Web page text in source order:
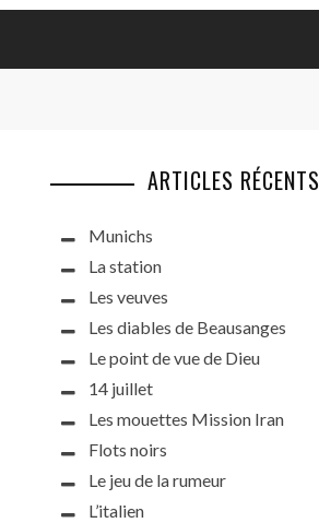
ARTICLES RÉCENTS
Munichs
La station
Les veuves
Les diables de Beausanges
Le point de vue de Dieu
14 juillet
Les mouettes Mission Iran
Flots noirs
Le jeu de la rumeur
L’italien